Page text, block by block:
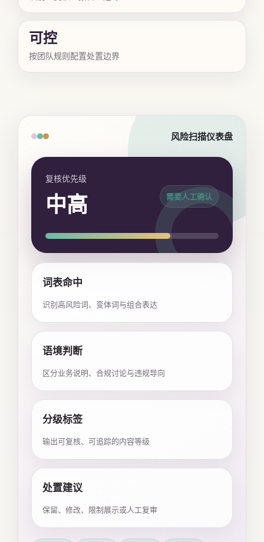
可控
按团队规则配置处置边界
风险扫描仪表盘
复核优先级
中高 需要人工确认
词表命中
识别高风险词、变体词与组合表达
语境判断
区分业务说明、合规讨论与违规导向
分级标签
输出可复核、可追踪的内容等级
处置建议
保留、修改、限制展示或人工复审